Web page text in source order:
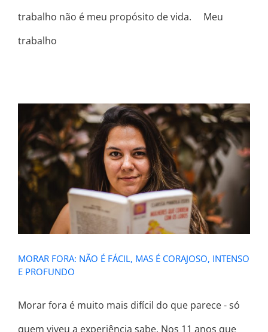
trabalho não é meu propósito de vida. ⠀ Meu
trabalho
MORAR FORA: NÃO É FÁCIL, MAS É
CORAJOSO, INTENSO E PROFUNDO
MORAR FORA: NÃO É FÁCIL, MAS É CORAJOSO, INTENSO
E PROFUNDO
Morar fora é muito mais difícil do que parece - só
quem viveu a experiência sabe. Nos 11 anos que